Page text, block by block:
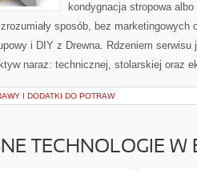
kondygnacja stropowa
sposób, bez marketingowych
i DIY z Drewna. Rdzeniem serwisu
naraz: technicznej, stolarskiej oraz
I DODATKI DO POTRAW
TECHNOLOGIE W